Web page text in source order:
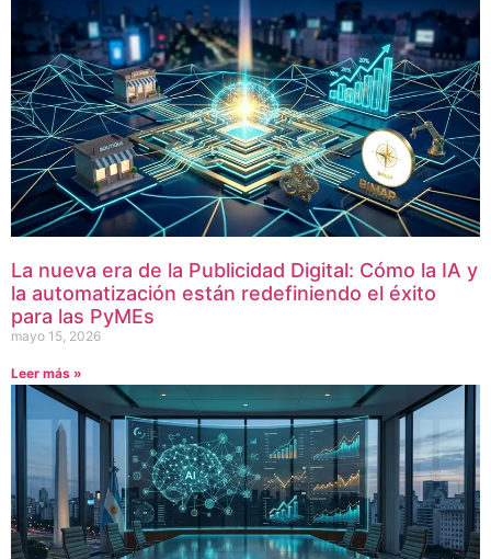
La nueva era de la Publicidad Digital: Cómo la IA y
la automatización están redefiniendo el éxito
para las PyMEs
mayo 15, 2026
Leer más »